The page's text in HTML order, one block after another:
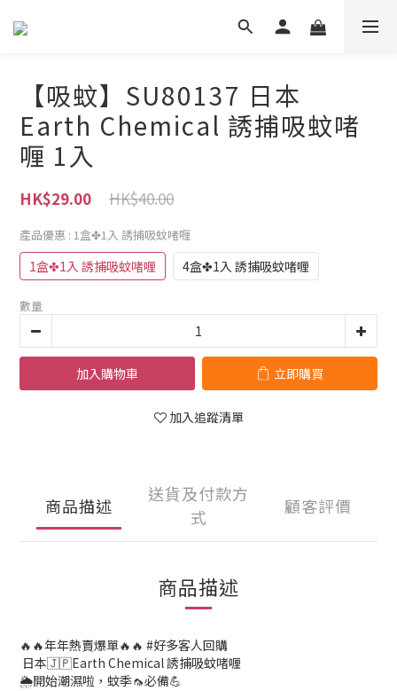
【吸蚊】SU80137 日本
Earth Chemical 誘捕吸蚊啫
喱 1入
HK$40.00
HK$29.00
產品優惠 : 1盒✤1入 誘捕吸蚊啫喱
1盒✤1入 誘捕吸蚊啫喱 4盒✤1入 誘捕吸蚊啫喱
數量
加入購物車 立即購買
加入追蹤清單
商品描述
送貨及付款方
式
顧客評價
商品描述
🔥🔥年年熱賣爆單🔥🔥 #好多客人回購
日本🇯🇵Earth Chemical 誘捕吸蚊啫喱
🌦開始潮濕啦，蚊季🦟必備💪